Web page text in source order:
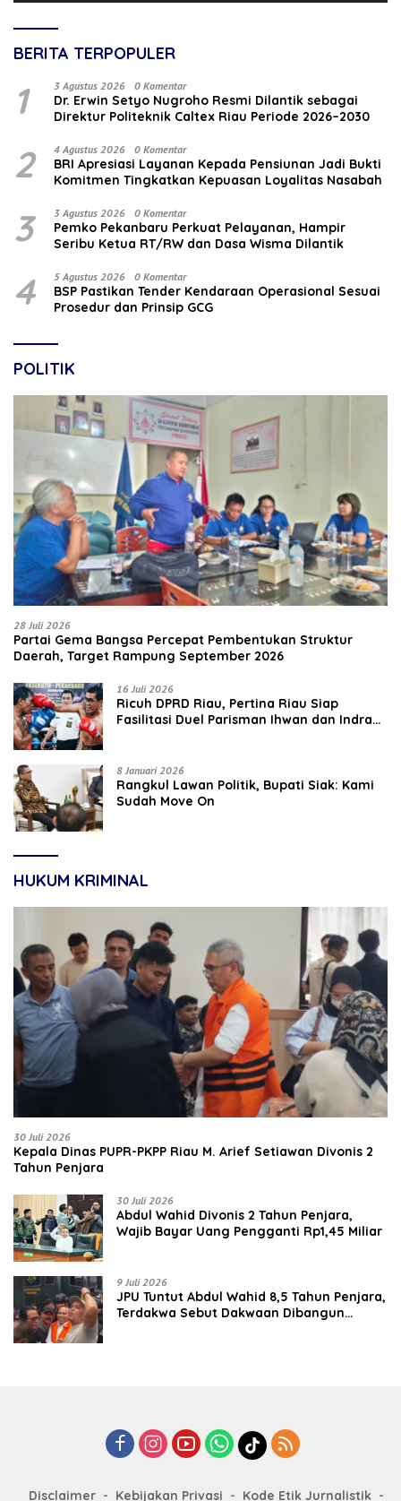
BERITA TERPOPULER
1 3 Agustus 2026 0 Komentar
‎Dr. Erwin Setyo Nugroho Resmi Dilantik sebagai
Direktur Politeknik Caltex Riau Periode 2026–2030
2 4 Agustus 2026 0 Komentar
BRI Apresiasi Layanan Kepada Pensiunan Jadi Bukti
Komitmen Tingkatkan Kepuasan Loyalitas Nasabah
3 3 Agustus 2026 0 Komentar
Pemko Pekanbaru Perkuat Pelayanan, Hampir
Seribu Ketua RT/RW dan Dasa Wisma Dilantik
4 5 Agustus 2026 0 Komentar
BSP Pastikan Tender Kendaraan Operasional Sesuai
Prosedur dan Prinsip GCG
POLITIK
28 Juli 2026
Partai Gema Bangsa Percepat Pembentukan Struktur
Daerah, Target Rampung September 2026
16 Juli 2026
‎Ricuh DPRD Riau, Pertina Riau Siap
Fasilitasi Duel Parisman Ihwan dan Indra
8 Januari 2026
Rangkul Lawan Politik, Bupati Siak: Kami
Sudah Move On
HUKUM KRIMINAL
30 Juli 2026
Kepala Dinas PUPR-PKPP Riau M. Arief Setiawan Divonis 2
Tahun Penjara
30 Juli 2026
‎‎Abdul Wahid Divonis 2 Tahun Penjara,
Wajib Bayar Uang Pengganti Rp1,45 Miliar
9 Juli 2026
JPU Tuntut Abdul Wahid 8,5 Tahun Penjara,
Terdakwa Sebut Dakwaan Dibangun
Disclaimer Kebijakan Privasi Kode Etik Jurnalistik